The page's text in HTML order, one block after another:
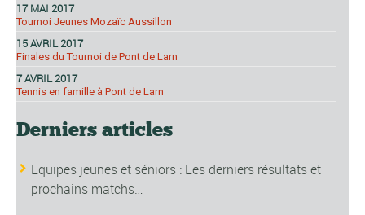
17 MAI 2017
Tournoi Jeunes Mozaïc Aussillon
15 AVRIL 2017
Finales du Tournoi de Pont de Larn
7 AVRIL 2017
Tennis en famille à Pont de Larn
Derniers articles
Equipes jeunes et séniors : Les derniers résultats et
prochains matchs…